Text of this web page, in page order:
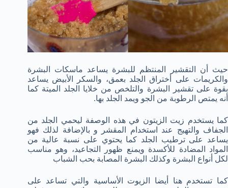
حيث أن التقشير المنتظم للبشرة يساعد ماسكات البشرة
والكريمات على أختراق الجلد بعمق، والسكر الأبيض يساعد
بقوة على تقشير البشرة والتلخص من خلايا الجلد الميتة كما
أنه يمتص الرطوبة من الجو ويمد الجلد بها.
كما يستخدم زيت الزيتون في هذه الوصفة ليحمي الجلد من
الجفاف والتهيج عند استخدام المقشر و بالإضافة لذلك فهو
يساعد على ترطيب الجلد كما يحتوي على نسبة عالية من
المواد المضادة للأكسدة ويمنع ظهور التجاعيد، وهو مناسب
لكل أنواع البشرة وكذلك البشرة المصابة بحب الشباب
كما تستخدم هنا أيضا الزيوت الأساسية والتي تساعد على